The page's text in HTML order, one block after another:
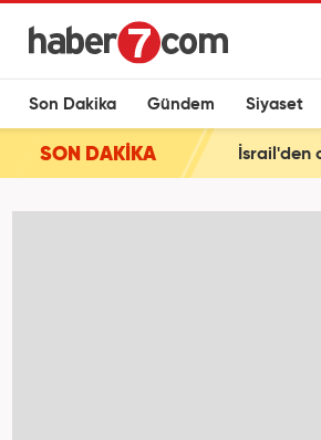
Son Dakika Gündem Siyaset
SON DAKİKA İsrail'den